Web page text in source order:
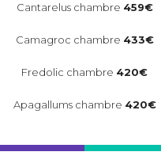
Cantarelus chambre 459€
Camagroc chambre 433€
Fredolic chambre 420€
Apagallums chambre 420€